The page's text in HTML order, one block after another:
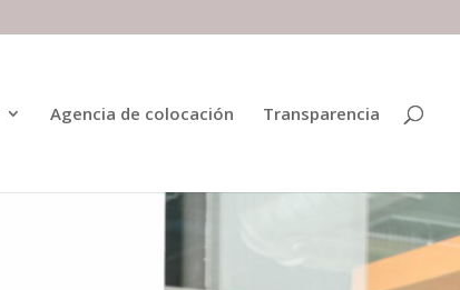
Agencia de colocación Transparencia